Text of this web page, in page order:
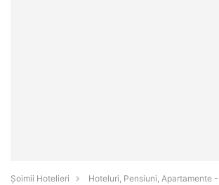
Șoimii Hotelieri
Hoteluri, Pensiuni, Apartamente